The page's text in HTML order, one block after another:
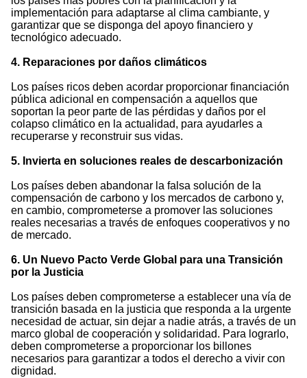
implementación para adaptarse al clima cambiante, y
garantizar que se disponga del apoyo financiero y
tecnológico adecuado.
4. Reparaciones por daños climáticos
Los países ricos deben acordar proporcionar financiación
pública adicional en compensación a aquellos que
soportan la peor parte de las pérdidas y daños por el
colapso climático en la actualidad, para ayudarles a
recuperarse y reconstruir sus vidas.
5. Invierta en soluciones reales de descarbonización
Los países deben abandonar la falsa solución de la
compensación de carbono y los mercados de carbono y,
en cambio, comprometerse a promover las soluciones
reales necesarias a través de enfoques cooperativos y no
de mercado.
6. Un Nuevo Pacto Verde Global para una Transición
por la Justicia
Los países deben comprometerse a establecer una vía de
transición basada en la justicia que responda a la urgente
necesidad de actuar, sin dejar a nadie atrás, a través de un
marco global de cooperación y solidaridad. Para lograrlo,
deben comprometerse a proporcionar los billones
necesarios para garantizar a todos el derecho a vivir con
dignidad.